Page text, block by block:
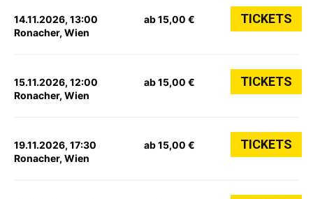
14.11.2026, 13:00
Ronacher, Wien
ab 15,00 € TICKETS
15.11.2026, 12:00
Ronacher, Wien
ab 15,00 € TICKETS
19.11.2026, 17:30
Ronacher, Wien
ab 15,00 € TICKETS